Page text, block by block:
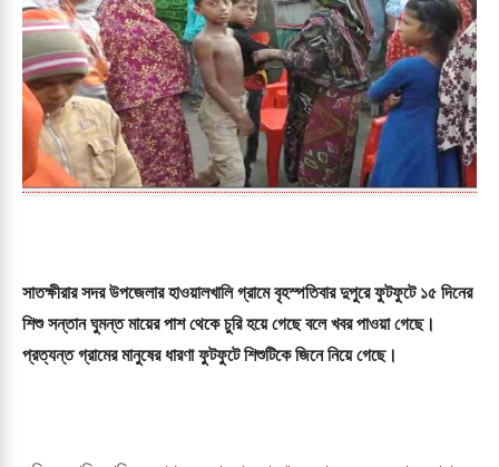
সাতক্ষীরার সদর উপজেলার হাওয়ালখালি গ্রামে বৃহস্পতিবার দুপুরে ফুটফুটে ১৫ দিনের
শিশু সন্তান ঘুমন্ত মায়ের পাশ থেকে চুরি হয়ে গেছে বলে খবর পাওয়া গেছে।
প্রত্যন্ত গ্রামের মানুষের ধারণা ফুটফুটে শিশুটিকে জিনে নিয়ে গেছে।